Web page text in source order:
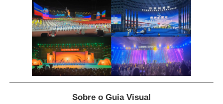
Sobre o Guia Visual